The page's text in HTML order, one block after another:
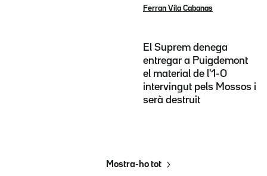
Ferran Vila Cabanas
El Suprem denega
entregar a Puigdemont
el material de l'1-O
intervingut pels Mossos i
serà destruït
Mostra-ho tot